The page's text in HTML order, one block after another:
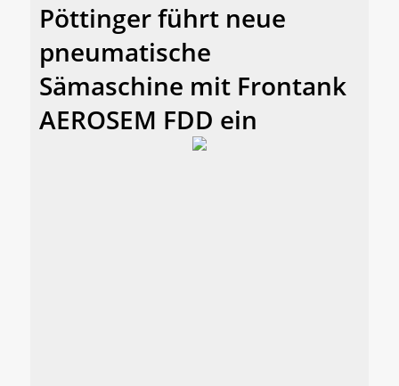
Pöttinger führt neue
pneumatische
Sämaschine mit Frontank
AEROSEM FDD ein